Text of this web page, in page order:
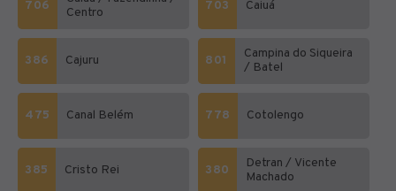
706
Centro
703 Caiuá
386 Cajuru 801
Campina do Siqueira
/ Batel
475 Canal Belém 778 Cotolengo
385 Cristo Rei 380
Detran / Vicente
Machado